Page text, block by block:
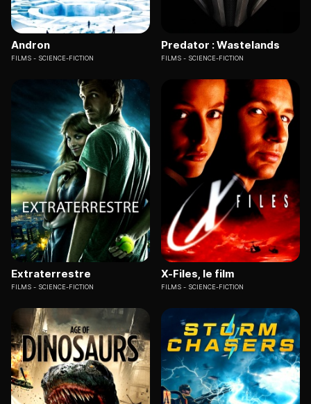
Andron
FILMS SCIENCE-FICTION
Predator : Wastelands
FILMS SCIENCE-FICTION
Extraterrestre
FILMS SCIENCE-FICTION
X-Files, le film
FILMS SCIENCE-FICTION